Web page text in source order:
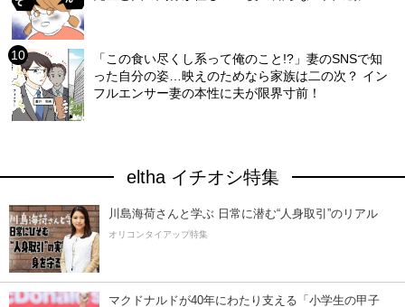
「この食い尽くし系って俺のこと!?」妻のSNSで知
った自分の姿…映えのためなら家族は二の次？ イン
フルエンサー妻の本性に夫が限界寸前！
eltha イチオシ特集
川島海荷さんと学ぶ 日常に潜む“人身取引”のリアル
オリコンタイアップ特集
マクドナルドが40年にわたり支える「小学生の甲子